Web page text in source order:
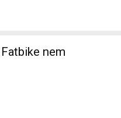
nem